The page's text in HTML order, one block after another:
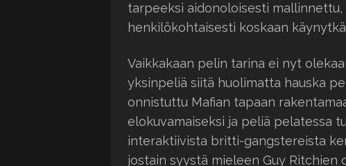
tarpeeksi aidonoloisesti
henkilökohtaisesti koskaan
Vaikkakaan pelin tarina ei nyt
yksinpeliä siitä huolimatta hauska
onnistuttu Mafian tapaan
elokuvamaiseksi ja peliä pelatessa
interaktiivista britti-gangstereista
jostain syystä mieleen Guy Ritchien